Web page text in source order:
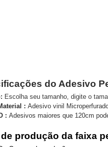
do Adesivo
Escolha seu tamanho, digite o
: Adesivo vinil
: Adesivos maiores que 120cm
produção da faixa